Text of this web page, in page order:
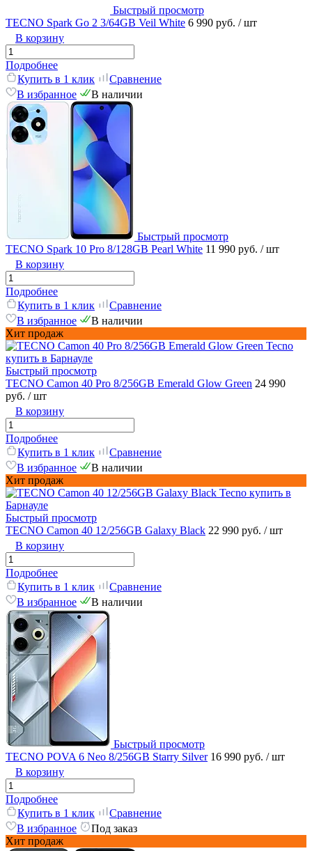
Быстрый просмотр
TECNO Spark Go 2 3/64GB Veil White 6 990 руб. / шт
В корзину
Подробнее
Купить в 1 клик
Сравнение
В избранное
В наличии
Быстрый просмотр
TECNO Spark 10 Pro 8/128GB Pearl White 11 990 руб. / шт
В корзину
Подробнее
Купить в 1 клик
Сравнение
В избранное
В наличии
Хит продаж
Быстрый просмотр
TECNO Camon 40 Pro 8/256GB Emerald Glow Green 24 990
руб. / шт
В корзину
Подробнее
Купить в 1 клик
Сравнение
В избранное
В наличии
Хит продаж
Быстрый просмотр
TECNO Camon 40 12/256GB Galaxy Black 22 990 руб. / шт
В корзину
Подробнее
Купить в 1 клик
Сравнение
В избранное
В наличии
Быстрый просмотр
TECNO POVA 6 Neo 8/256GB Starry Silver 16 990 руб. / шт
В корзину
Подробнее
Купить в 1 клик
Сравнение
В избранное
Под заказ
Хит продаж